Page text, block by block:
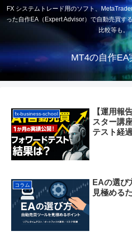
FX システムトレード用のソフト、
った自作EA（Expert Advisor）で自動売買す
比較等も。
MT4の自作EA
fx-business-school
【運用報
スター講
テスト経
コラム
EAの選び
見極める